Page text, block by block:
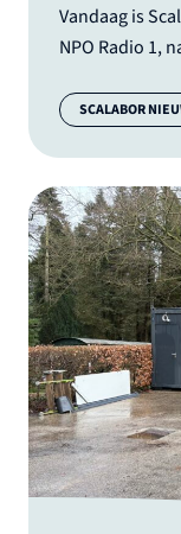
Vandaag is
NPO Radio 1,
Categorie:
SCALABOR